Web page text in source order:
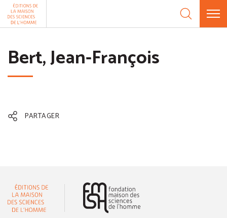
Aller au contenu
Bert, Jean-François
PARTAGER
Panneau de gestion des cookies